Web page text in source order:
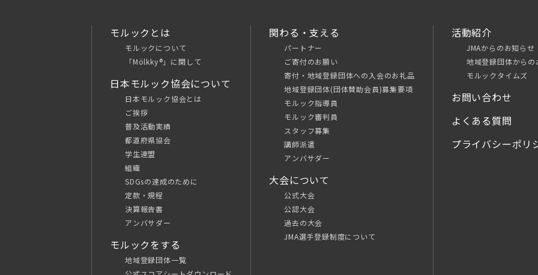
モルックとは
モルックについて
「Mölkky®」に関して
日本モルック協会について
日本モルック協会とは
ご挨拶
普及活動実績
都道府県協会
学生連盟
組織
SDGsの達成のために
定款・規程
決算報告書
アンバサダー
モルックをする
地域登録団体一覧
関わる・支える
パートナー
ご寄付のお願い
寄付・地域登録団体への入会のお礼品
地域登録団体(団体賛助会員)募集要項
モルック指導員
モルック審判員
スタッフ募集
講師派遣
アンバサダー
大会について
公式大会
公認大会
過去の大会
JMA選手登録制度について
活動紹介
JMAからのお知らせ
地域登録団体からの
モルックタイムズ
お問い合わせ
よくある質問
プライバシーポリ